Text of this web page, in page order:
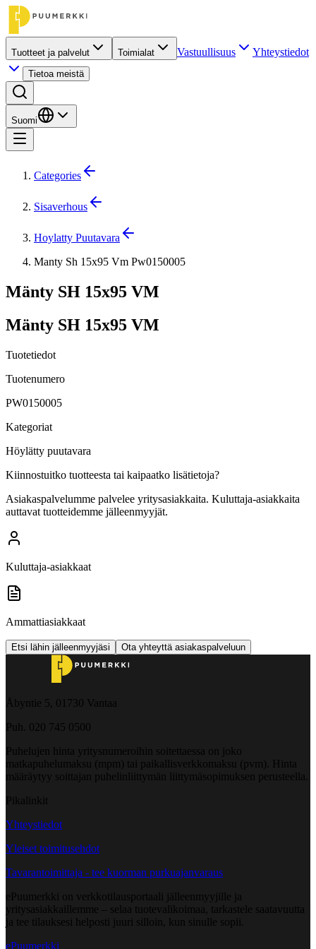
Tuotteet ja palvelut Toimialat Vastuullisuus Yhteystiedot
Tietoa meistä
Suomi
Categories
Sisaverhous
Hoylatty Puutavara
Manty Sh 15x95 Vm Pw0150005
Mänty SH 15x95 VM
Mänty SH 15x95 VM
Tuotetiedot
Tuotenumero
PW0150005
Kategoriat
Höylätty puutavara
Kiinnostuitko tuotteesta tai kaipaatko lisätietoja?
Asiakaspalvelumme palvelee yritysasiakkaita. Kuluttaja-asiakkaita
auttavat tuotteidemme jälleenmyyjät.
Kuluttaja-asiakkaat
Ammattiasiakkaat
Etsi lähin jälleenmyyjäsi Ota yhteyttä asiakaspalveluun
Åbyntie 5, 01730 Vantaa
Puh. 020 745 0500
Puhelujen hinta yritysnumeroihin soitettaessa on joko
matkapuhelumaksu (mpm) tai paikallisverkkomaksu (pvm). Hinta
määräytyy soittajan puhelinliittymän liittymäsopimuksen perusteella.
Pikalinkit
Yhteystiedot
Yleiset toimitusehdot
Tavarantoimittaja - tee kuorman purkuajanvaraus
ePuumerkki on verkkotilausportaali jälleenmyyjille ja
yritysasiakkaillemme – selaa tuotevalikoimaa, tarkastele saatavuutta
ja tee tilauksesi helposti juuri silloin, kun sinulle sopii.
ePuumerkki